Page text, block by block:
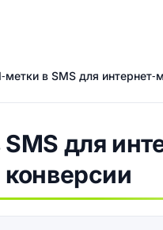
в SMS для
для